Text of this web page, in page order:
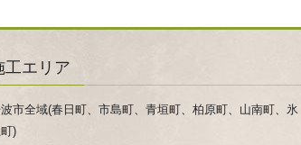
工エリア
市全域(春日町、市島町、青垣町、柏原町、山南町、氷
)